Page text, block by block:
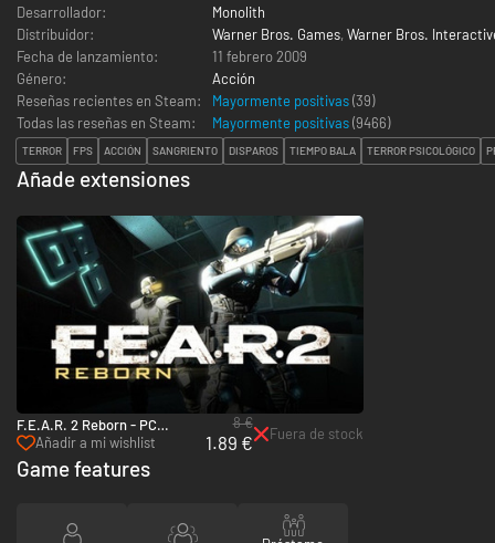
Desarrollador:
Monolith
Distribuidor:
Warner Bros. Games, Warner Bros.
Fecha de lanzamiento:
11 febrero 2009
Género:
Acción
Reseñas recientes en Steam:
Mayormente positivas(39)
Todas las reseñas en Steam:
Mayormente positivas(9466)
TERROR FPS ACCIÓN SANGRIENTO DISPAROS TIEMPO BALA TERROR PSICOLÓGICO
Añade extensiones
F.E.A.R. 2 Reborn - PC
(Steam)
Añadir a mi wishlist
8 €
1.89 € Fuera de stock
Game features